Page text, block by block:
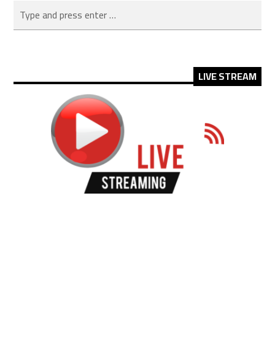
LIVE STREAM